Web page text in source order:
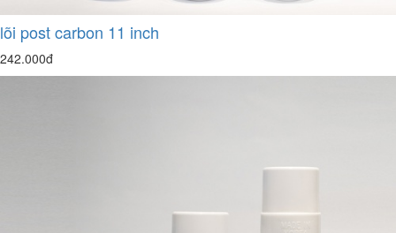
lõi post carbon 11 inch
242.000đ